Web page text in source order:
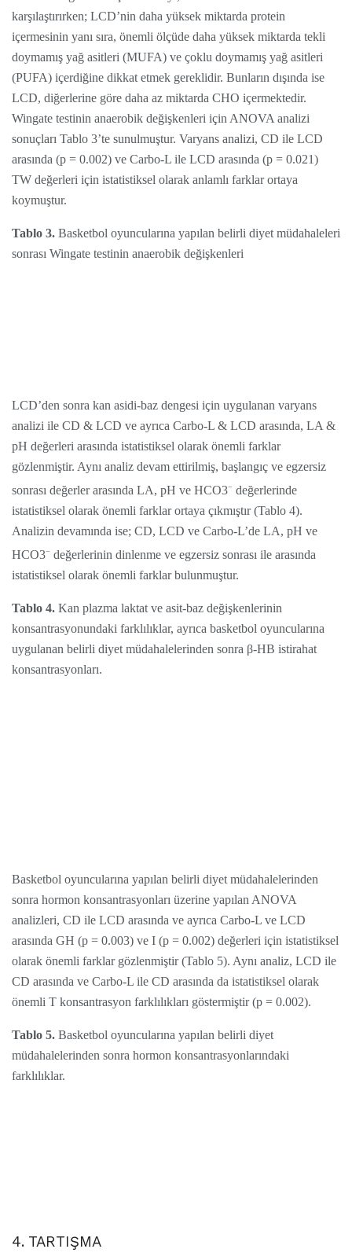
karşılaştırırken; LCD’nin daha yüksek miktarda protein
içermesinin yanı sıra, önemli ölçüde daha yüksek miktarda tekli
doymamış yağ asitleri (MUFA) ve çoklu doymamış yağ asitleri
(PUFA) içerdiğine dikkat etmek gereklidir. Bunların dışında ise
LCD, diğerlerine göre daha az miktarda CHO içermektedir.
Wingate testinin anaerobik değişkenleri için ANOVA analizi
sonuçları Tablo 3’te sunulmuştur. Varyans analizi, CD ile LCD
arasında (p = 0.002) ve Carbo-L ile LCD arasında (p = 0.021)
TW değerleri için istatistiksel olarak anlamlı farklar ortaya
koymuştur.
Tablo 3. Basketbol oyuncularına yapılan belirli diyet müdahaleleri
sonrası Wingate testinin anaerobik değişkenleri
LCD’den sonra kan asidi-baz dengesi için uygulanan varyans
analizi ile CD & LCD ve ayrıca Carbo-L & LCD arasında, LA &
pH değerleri arasında istatistiksel olarak önemli farklar
gözlenmiştir. Aynı analiz devam ettirilmiş, başlangıç ve egzersiz
sonrası değerler arasında LA, pH ve HCO3− değerlerinde
istatistiksel olarak önemli farklar ortaya çıkmıştır (Tablo 4).
Analizin devamında ise; CD, LCD ve Carbo-L’de LA, pH ve
HCO3− değerlerinin dinlenme ve egzersiz sonrası ile arasında
istatistiksel olarak önemli farklar bulunmuştur.
Tablo 4. Kan plazma laktat ve asit-baz değişkenlerinin
konsantrasyonundaki farklılıklar, ayrıca basketbol oyuncularına
uygulanan belirli diyet müdahalelerinden sonra β-HB istirahat
konsantrasyonları.
Basketbol oyuncularına yapılan belirli diyet müdahalelerinden
sonra hormon konsantrasyonları üzerine yapılan ANOVA
analizleri, CD ile LCD arasında ve ayrıca Carbo-L ve LCD
arasında GH (p = 0.003) ve I (p = 0.002) değerleri için istatistiksel
olarak önemli farklar gözlenmiştir (Tablo 5). Aynı analiz, LCD ile
CD arasında ve Carbo-L ile CD arasında da istatistiksel olarak
önemli T konsantrasyon farklılıkları göstermiştir (p = 0.002).
Tablo 5. Basketbol oyuncularına yapılan belirli diyet
müdahalelerinden sonra hormon konsantrasyonlarındaki
farklılıklar.
4. TARTIŞMA